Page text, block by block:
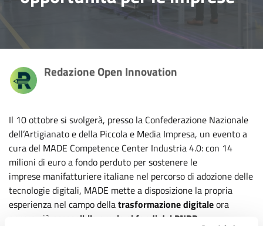
Redazione Open Innovation
Il 10 ottobre si svolgerà, presso la Confederazione Nazionale
dell’Artigianato e della Piccola e Media Impresa, un evento a
cura del MADE Competence Center Industria 4.0: con 14
milioni di euro a fondo perduto per sostenere le
imprese manifatturiere italiane nel percorso di adozione delle
tecnologie digitali, MADE mette a disposizione la propria
esperienza nel campo dellatrasformazione digitaleora
ancora più
accessibile grazie ai fondi del PNRR